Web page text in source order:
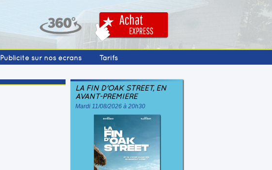
Publicité sur nos écrans Tarifs
LA FIN D'OAK STREET, EN
AVANT-PREMIÈRE
Mardi 11/08/2026 à 20h30